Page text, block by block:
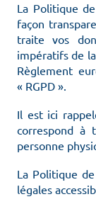
La Politique
façon
traite vos
impératifs de
Règlement
« RGPD ».
Il est ici
correspond à
personne
La Politique
légales